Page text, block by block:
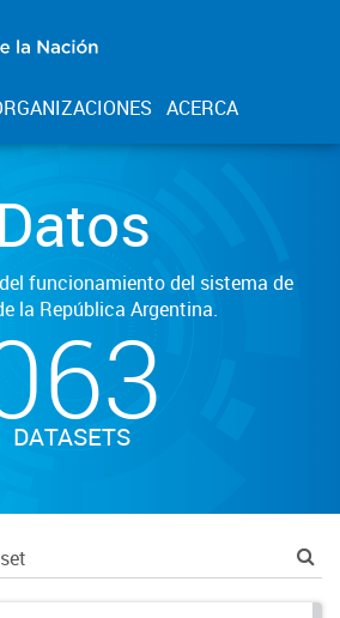
ACERCA
Datos
funcionamiento del sistema de
la República Argentina.
DATASETS